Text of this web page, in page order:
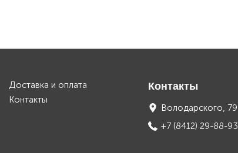
Доставка и оплата
Контакты
Контакты
Володарского, 79
+7 (8412) 29-88-93